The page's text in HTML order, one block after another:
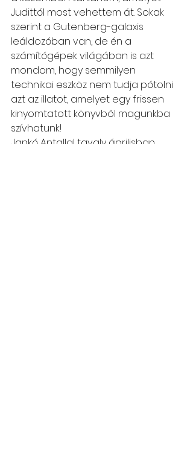
Judittól most vehettem át. Sokak
szerint a Gutenberg-galaxis
leáldozóban van, de én a
számítógépek világában is azt
mondom, hogy semmilyen
technikai eszköz nem tudja pótolni
azt az illatot, amelyet egy frissen
kinyomtatott könyvből magunkba
szívhatunk!
Jankó Antallal tavaly áprilisban